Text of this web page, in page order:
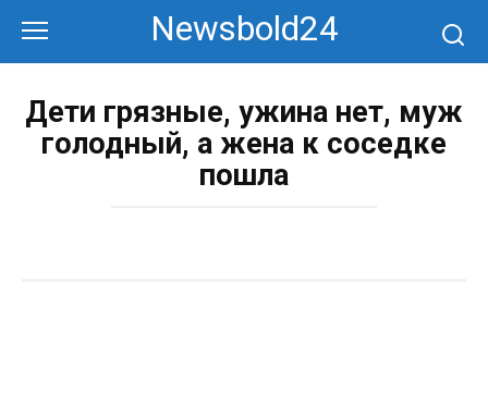
контенту
Newsbold24
Дети грязные, ужина нет, муж
голодный, а жена к соседке
пошла